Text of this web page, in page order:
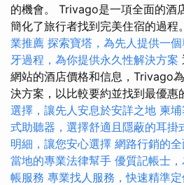
的機會。 Trivago是一項全面的酒
簡化了旅行者找到完美住宿的過程
業推薦 探索寶塔，為先人提供一
牙過程，為你提供永久性解決方案
網站的酒店價格和信息，Trivago
決方案，以比較要約並找到最優惠
選擇，讓先人安息於安詳之地 柬
式助聽器，選擇舒適且隱蔽的耳掛
明細，讓您安心選擇 網路行銷的
當地的專業法律幫手 優質記帳士
帳服務 專業找人服務，快速精準